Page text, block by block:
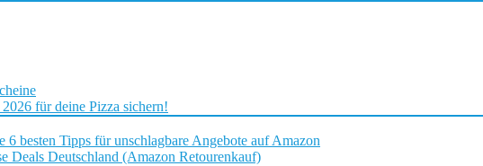
für deine Pizza sichern!
6 besten Tipps für unschlagbare Angebote auf Amazon
Deals Deutschland (Amazon Retourenkauf)